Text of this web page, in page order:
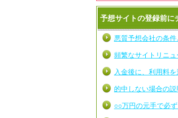
予想サイトの登録前に
悪質予想会社の条件
頻繁なサイトリニ
入金後に、利用料
的中しない場合の説
○○万円の元手で必ず